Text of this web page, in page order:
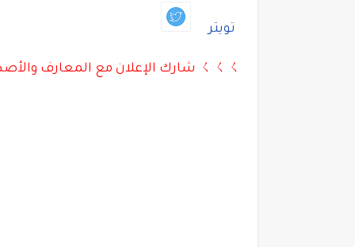
تويتر
ㄑㄑㄑ شارك الإعلان مع المعارف والأصدقاء بالأسفل